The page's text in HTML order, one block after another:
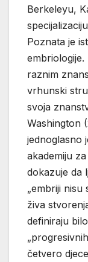
Berkeleyu,
Poznata je
raznim
vrhunski
svoja
Washington
jednoglasno
akademiju
dokazuje da
„embriji
živa
definiraju
četvero